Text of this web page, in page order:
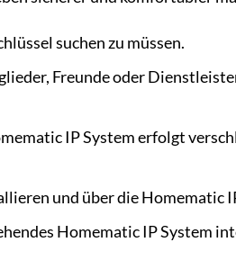
suchen zu müssen.
Freunde oder
IP System erfolgt
und über die Homematic
Homematic IP System